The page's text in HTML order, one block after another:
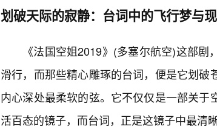
划破天际的寂静：台词中的飞行梦与
《法国空姐2019》(多塞尔航空)这部
滑行，而那些精心雕琢的台词，便是它划
内心深处最柔软的弦。它不仅仅是一部关
活百态的镜子，而台词，正是这镜子中最清晰